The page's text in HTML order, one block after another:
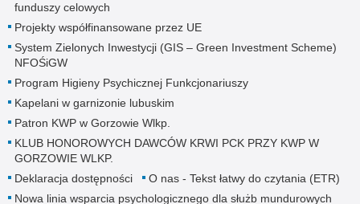
funduszy celowych
Projekty współfinansowane przez UE
System Zielonych Inwestycji (GIS – Green Investment Scheme)
NFOŚiGW
Program Higieny Psychicznej Funkcjonariuszy
Kapelani w garnizonie lubuskim
Patron KWP w Gorzowie Wlkp.
KLUB HONOROWYCH DAWCÓW KRWI PCK PRZY KWP W
GORZOWIE WLKP.
Deklaracja dostępności
O nas - Tekst łatwy do czytania (ETR)
Nowa linia wsparcia psychologicznego dla służb mundurowych